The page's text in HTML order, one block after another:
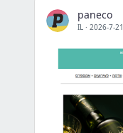
paneco
IL · 2026-7-21